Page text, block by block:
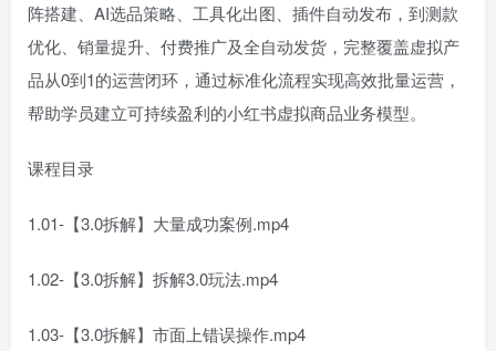
阵搭建、AI选品策略、工具化出图、插件自动发布，到测款
优化、销量提升、付费推广及全自动发货，完整覆盖虚拟产
品从0到1的运营闭环，通过标准化流程实现高效批量运营，
帮助学员建立可持续盈利的小红书虚拟商品业务模型。
课程目录
1.01-【3.0拆解】大量成功案例.mp4
1.02-【3.0拆解】拆解3.0玩法.mp4
1.03-【3.0拆解】市面上错误操作.mp4